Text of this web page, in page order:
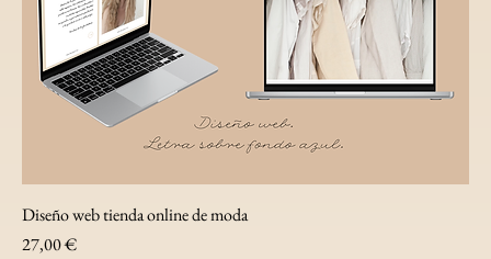
Diseño web tienda online de moda
Precio
27,00 €